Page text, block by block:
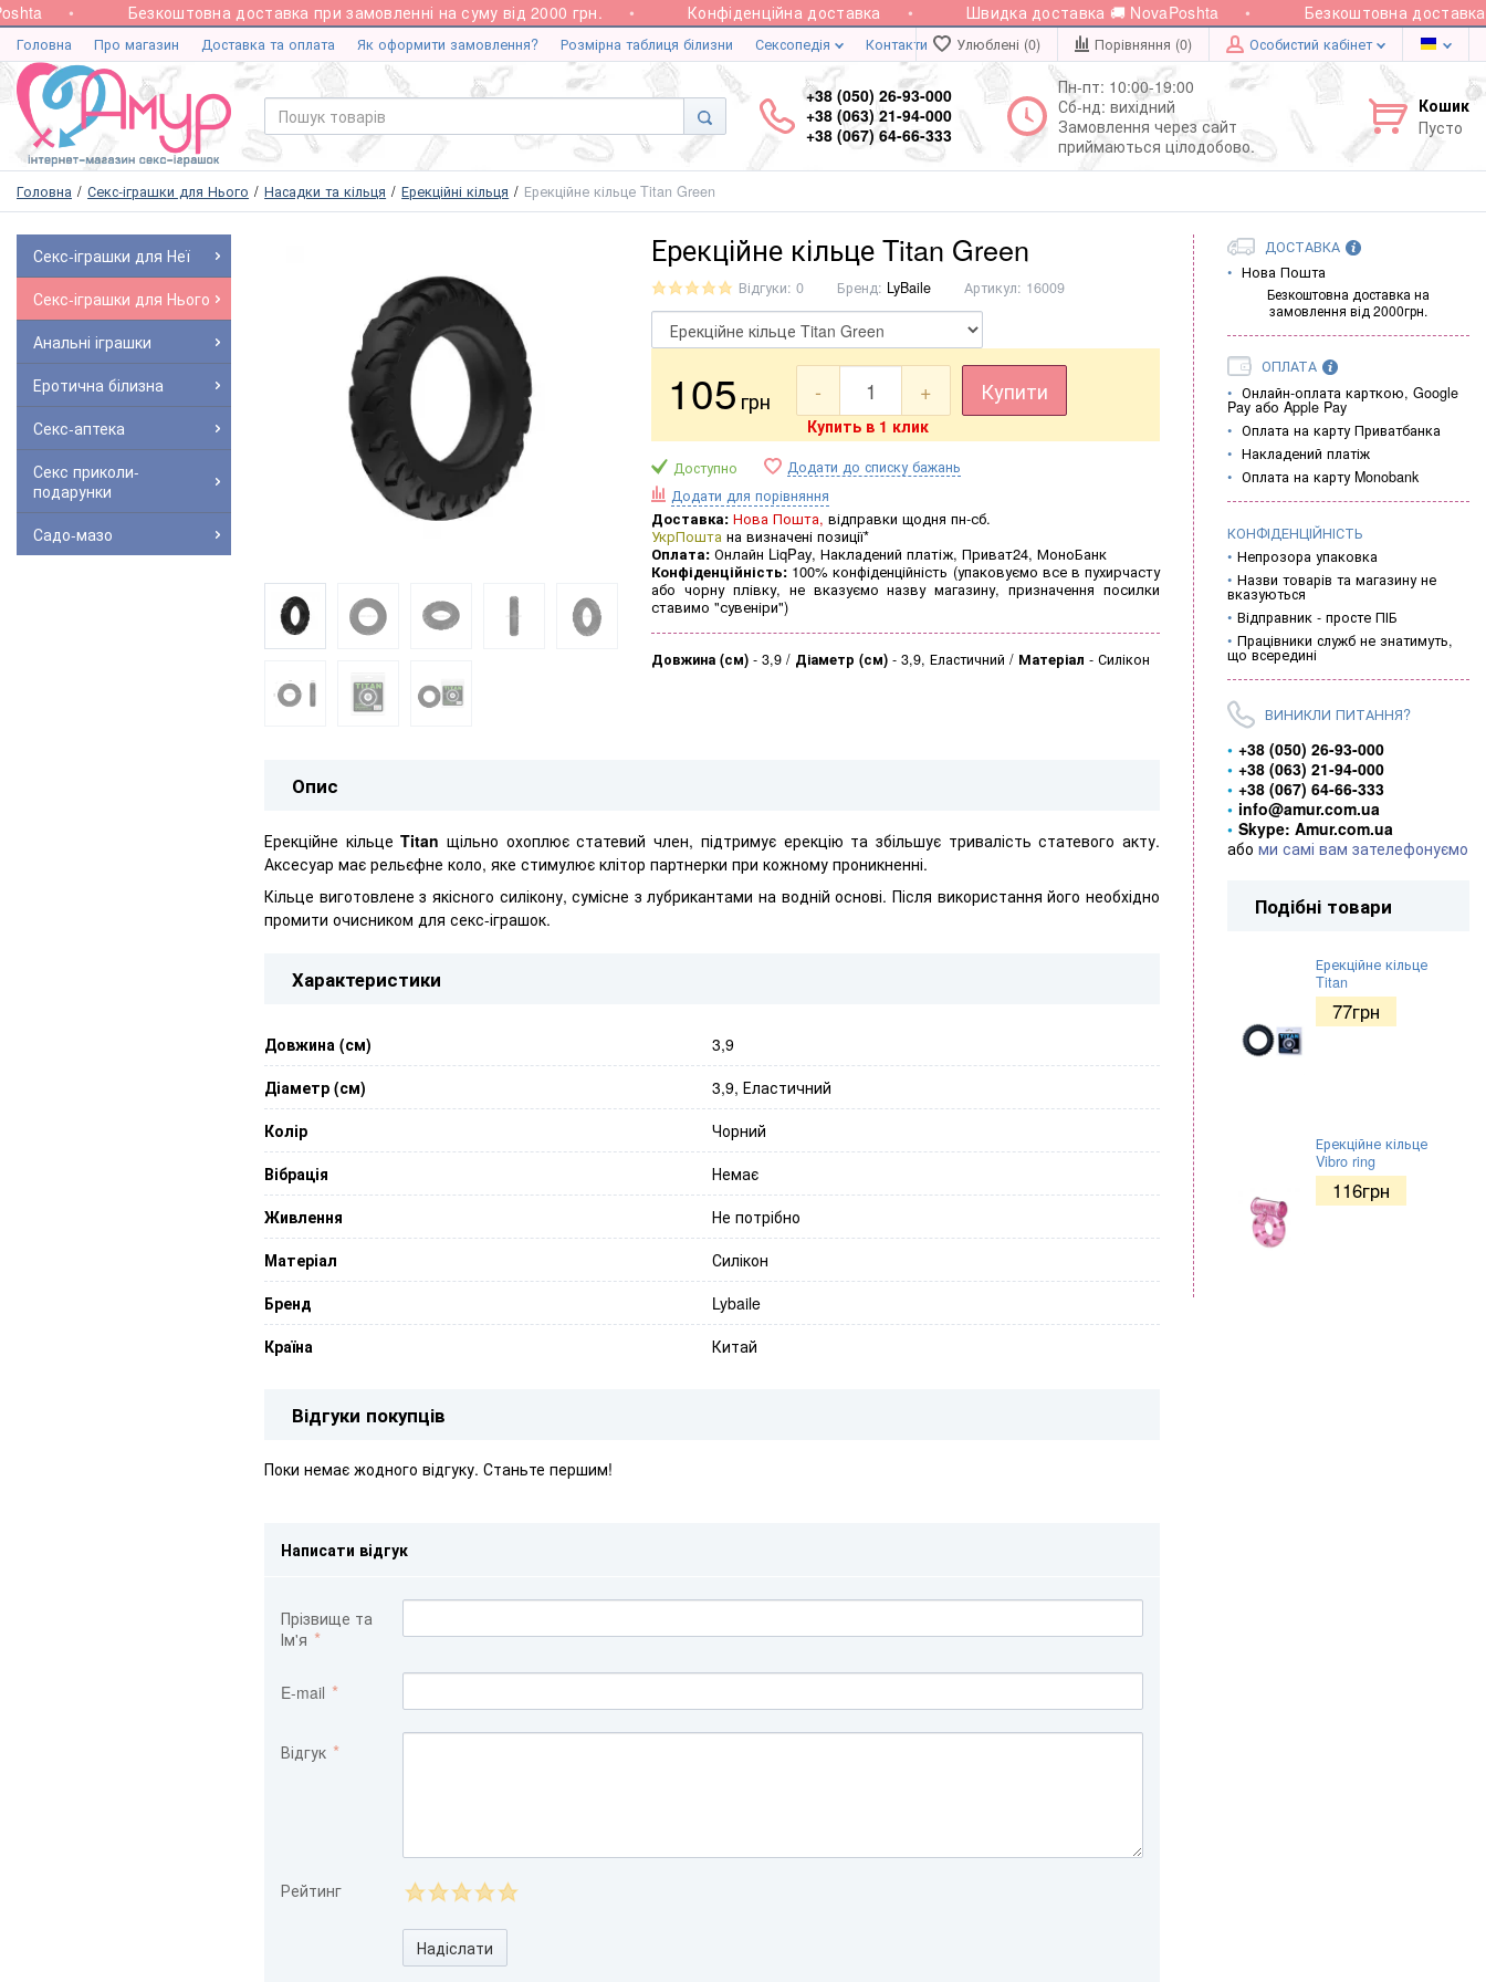
Безкоштовна доставка при замовленні на суму від 2000 грн. Конфіденційна доставка Швидка доставка 🚚 NovaPoshta Безкоштовна доставка
Головна Про магазин Доставка та оплата Як оформити замовлення? Розмірна таблиця білизни Сексопедія Контакти Улюблені (0) Порівняння (0) Особистий кабінет
+38 (050) 26-93-000
+38 (063) 21-94-000
+38 (067) 64-66-333
Пн-пт: 10:00-19:00
Сб-нд: вихідний
Замовлення через сайт
приймаються цілодобово.
Кошик
Пусто
Головна Секс-іграшки для Нього Насадки та кільця Ерекційні кільця Ерекційне кільце Titan Green
Секс-іграшки для Неї
Секс-іграшки для Нього
Анальні іграшки
Еротична білизна
Секс-аптека
Секс приколи-
подарунки
Садо-мазо
Ерекційне кільце Titan Green
Відгуки: 0 Бренд: LyBaile Артикул: 16009
105 грн - + Купити
Купить в 1 клик
Доступно
Додати до списку бажань
Додати для порівняння
Доставка: Нова Пошта, відправки щодня пн-сб.
УкрПошта на визначені позиції*
Оплата: Онлайн LiqPay, Накладений платіж, Приват24, МоноБанк
Конфіденційність: 100% конфіденційність (упаковуємо все в пухирчасту
або чорну плівку, не вказуємо назву магазину, призначення посилки
ставимо "сувеніри")
Довжина (см) - 3,9 Діаметр (см) - 3,9, Еластичний Матеріал - Силікон
Опис
Ерекційне кільцеTitan щільно охоплює статевий член, підтримує ерекцію та збільшує тривалість статевого акту.
Аксесуар має рельєфне коло, яке стимулює клітор партнерки при кожному проникненні.
Кільце виготовлене з якісного силікону, сумісне з лубрикантами на водній основі. Після використання його необхідно
промити очисником для секс-іграшок.
Характеристики
Довжина (см)
3,9
Діаметр (см)
3,9, Еластичний
Колір
Чорний
Вібрація
Немає
Живлення
Не потрібно
Матеріал
Силікон
Бренд
Lybaile
Країна
Китай
Відгуки покупців
Поки немає жодного відгуку. Станьте першим!
Написати відгук
Прізвище та
Ім'я
E-mail
Відгук
Рейтинг
Надіслати
ДОСТАВКА
Нова Пошта
Безкоштовна доставка на
замовлення від 2000грн.
ОПЛАТА
Онлайн-оплата карткою, Google
Pay або Apple Pay
Оплата на карту Приватбанка
Накладений платіж
Оплата на карту Monobank
КОНФІДЕНЦІЙНІСТЬ
Непрозора упаковка
Назви товарів та магазину не
вказуються
Відправник - просте ПІБ
Працівники служб не знатимуть,
що всередині
ВИНИКЛИ ПИТАННЯ?
+38 (050) 26-93-000
+38 (063) 21-94-000
+38 (067) 64-66-333
info@amur.com.ua
Skype: Amur.com.ua
або ми самі вам зателефонуємо
Подібні товари
Ерекційне кільце
Titan
77грн
Ерекційне кільце
Vibro ring
116грн